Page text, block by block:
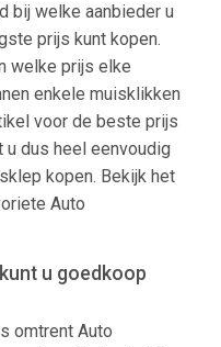
bij welke aanbieder u
prijs kunt kopen.
welke prijs elke
enkele muisklikken
voor de beste prijs
u dus heel eenvoudig
kopen. Bekijk het
Auto
u goedkoop
omtrent Auto